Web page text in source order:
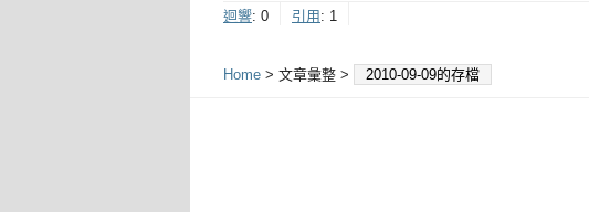
迴響: 0 引用 : 1
Home > 文章彙整 > 2010-09-09的存檔